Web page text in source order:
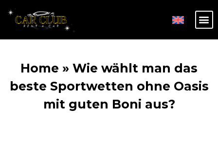
Home » Wie wählt man das
beste Sportwetten ohne Oasis
mit guten Boni aus?